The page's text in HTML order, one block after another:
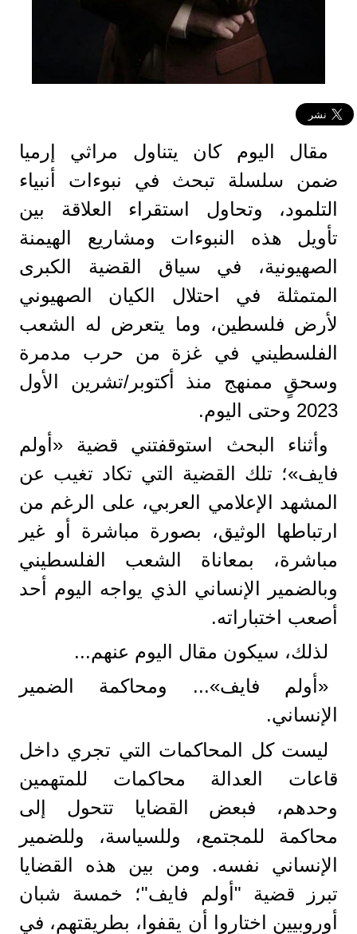
مقال اليوم كان يتناول مراثي إرميا
ضمن سلسلة تبحث في نبوءات أنبياء
التلمود، وتحاول استقراء العلاقة بين
تأويل هذه النبوءات ومشاريع الهيمنة
الصهيونية، في سياق القضية الكبرى
المتمثلة في احتلال الكيان الصهيوني
لأرض فلسطين، وما يتعرض له الشعب
الفلسطيني في غزة من حرب مدمرة
وسحقٍ ممنهج منذ أكتوبر/تشرين الأول
2023 وحتى اليوم.
وأثناء البحث استوقفتني قضية «أولم
فايف»؛ تلك القضية التي تكاد تغيب عن
المشهد الإعلامي العربي، على الرغم من
ارتباطها الوثيق، بصورة مباشرة أو غير
مباشرة، بمعاناة الشعب الفلسطيني
وبالضمير الإنساني الذي يواجه اليوم أحد
أصعب اختباراته.
لذلك، سيكون مقال اليوم عنهم...
«أولم فايف»... ومحاكمة الضمير
الإنساني.
ليست كل المحاكمات التي تجري داخل
قاعات العدالة محاكمات للمتهمين
وحدهم، فبعض القضايا تتحول إلى
محاكمة للمجتمع، وللسياسة، وللضمير
الإنساني نفسه. ومن بين هذه القضايا
تبرز قضية "أولم فايف"؛ خمسة شبان
أوروبيين اختاروا أن يقفوا، بطريقتهم، في